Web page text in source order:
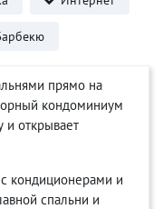
прямо на
кондоминиум
и открывает
кондиционерами и
спальни и